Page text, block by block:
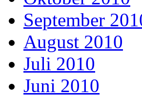
September
August 2010
Juli 2010
Juni 2010